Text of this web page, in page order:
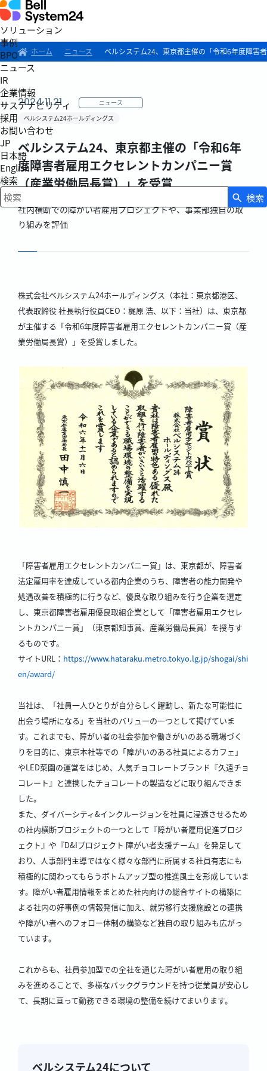
ソリューション
事例
BPO
ニュース
IR
企業情報
サステナビリティ
採用
お問い合わせ
JP
日本語
English
検索
検索キーワード入力
検索
ホーム ニュース ベルシステム24、東京都主催の「令和6年度障害
2024.11.21
ニュース
ベルシステム24ホールディングス
ベルシステム24、東京都主催の「令和6年
度障害者雇用エクセレントカンパニー賞
（産業労働局長賞）」を受賞
社内横断での障がい者雇用プロジェクトや、事業部独自の取
り組みを評価
株式会社ベルシステム24ホールディングス（本社：東京都港区、
代表取締役 社長執行役員CEO：梶原 浩、以下：当社）は、東京都
が主催する「令和6年度障害者雇用エクセレントカンパニー賞（産
業労働局長賞）」を受賞しました。
「障害者雇用エクセレントカンパニー賞」は、東京都が、障害者
法定雇用率を達成している都内企業のうち、障害者の能力開発や
処遇改善を積極的に行うなど、優良な取り組みを行う企業を選定
し、東京都障害者雇用優良取組企業として「障害者雇用エクセレ
ントカンパニー賞」（東京都知事賞、産業労働局長賞）を授与す
るものです。
サイトURL： https://www.hataraku.metro.tokyo.lg.jp/shogai/shi
en/award/
当社は、「社員一人ひとりが自分らしく躍動し、新たな可能性に
出会う場所になる」を当社のバリューの一つとして掲げていま
す。これまでも、障がい者の社会参加や働きがいのある職場づく
りを目的に、東京本社等での「障がいのある社員によるカフェ」
やLED菜園の運営をはじめ、人気チョコレートブランド『久遠チョ
コレート』と連携したチョコレートの製造などに取り組んできま
した。
また、ダイバーシティ&インクルージョンを社員に浸透させるため
の社内横断プロジェクトの一つとして『障がい者雇用促進プロジ
ェクト』や『D&Iプロジェクト 障がい者支援チーム』を発足して
おり、人事部門主導ではなく様々な部門に所属する社員有志にも
積極的に関わってもらうボトムアップ型の推進風土を形成していま
す。障がい者雇用情報をまとめた社内向けの総合サイトの構築に
よる社内の好事例の情報発信に加え、就労移行支援施設との連携
や障がい者へのフォロー体制の構築など独自の取り組みも広がっ
ています。
これからも、社員参加型での全社を通じた障がい者雇用の取り組
みを進めることで、多様なバックグラウンドを持つ従業員が安心し
て、長期に亘って勤務できる環境の整備を続けてまいります。
ベルシステム24について